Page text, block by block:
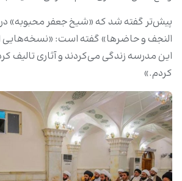
پیش‌تر گفته شد که «شیخ جعفر محبوبه»
النجف و حاضرها» گفته است: «نسخه‌هایی
این مدرسه زندگی می‌کردند و آثاری تالیف
کردم.»